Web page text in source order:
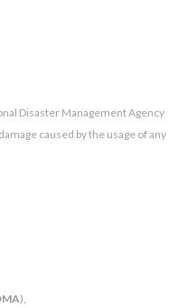
Disaster Management Agency
caused by the usage of any
),